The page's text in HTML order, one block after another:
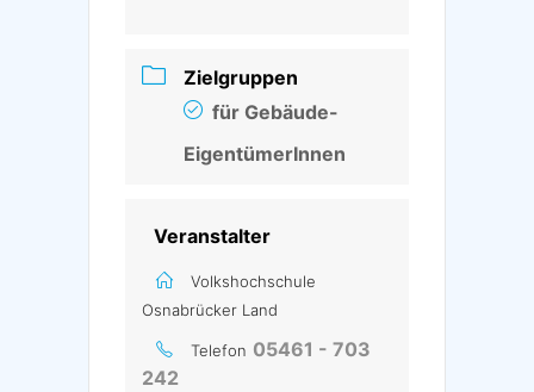
Zielgruppen
für Gebäude-
EigentümerInnen
Veranstalter
Volkshochschule
Osnabrücker Land
Telefon 05461 - 703
242